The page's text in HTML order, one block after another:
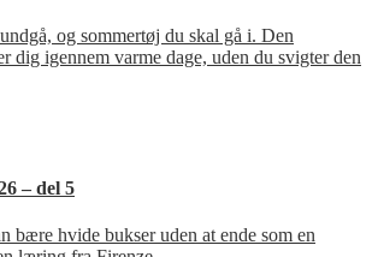
og sommertøj du skal gå i. Den
dig igennem varme dage, uden du svigter den
– del 5
bære hvide bukser uden at ende som en